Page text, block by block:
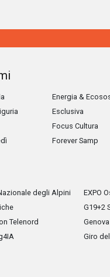
Energia &
Esclusiva
Focus Cultura
Forever Samp
degli Alpini
Telenord
EXPO
G19+2
Giro